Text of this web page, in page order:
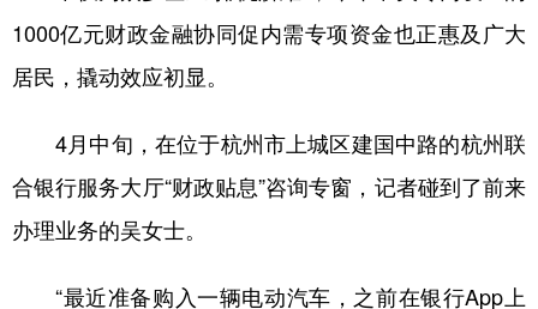
1000亿元财政金融协同促内需专项资金也正惠及广大
居民，撬动效应初显。
4月中旬，在位于杭州市上城区建国中路的杭州联
合银行服务大厅“财政贴息”咨询专窗，记者碰到了前来
办理业务的吴女士。
“最近准备购入一辆电动汽车，之前在银行App上